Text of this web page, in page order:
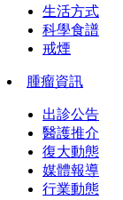
生活方式
科學食譜
戒煙
腫瘤資訊
出診公告
醫護推介
復大動態
媒體報導
行業動態